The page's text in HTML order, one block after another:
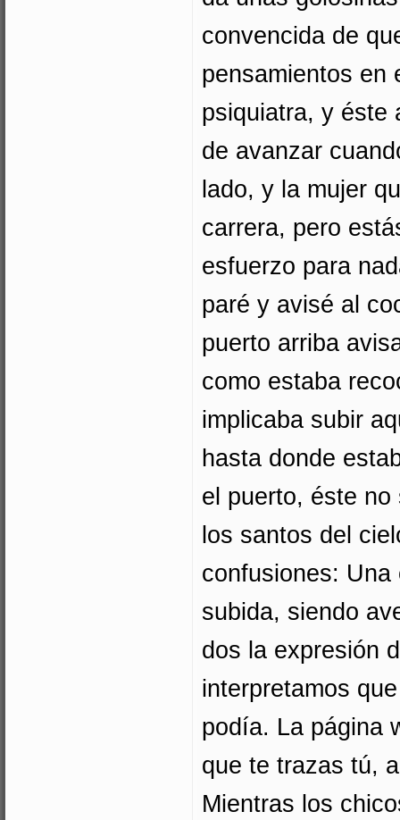
convencida de
pensamientos en
psiquiatra, y éste
de avanzar
lado, y la mujer
carrera, pero
esfuerzo para
paré y avisé al
puerto arriba
como estaba
implicaba subir
hasta donde
el puerto, éste
los santos del
confusiones:
subida, siendo
dos la expresión
interpretamos
podía. La página
que te trazas tú,
Mientras los